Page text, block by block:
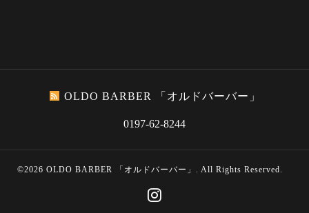
OLDO BARBER 「オルドバーバー」
0197-62-8244
©2026 OLDO BARBER 「オルドバーバー」 . All Rights Reserved.